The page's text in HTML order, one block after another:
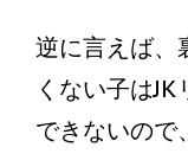
逆に言えば、
くない子は
できないので